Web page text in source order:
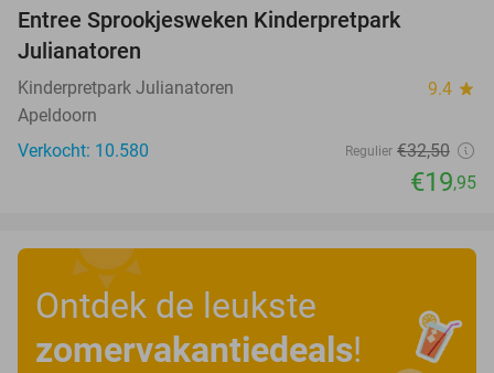
Entree Sprookjesweken Kinderpretpark
Julianatoren
Kinderpretpark Julianatoren 9.4 star
Apeldoorn
Verkocht: 10.580
Regulier €32,50
€19,95
Ontdek de leukste
zomervakantiedeals!